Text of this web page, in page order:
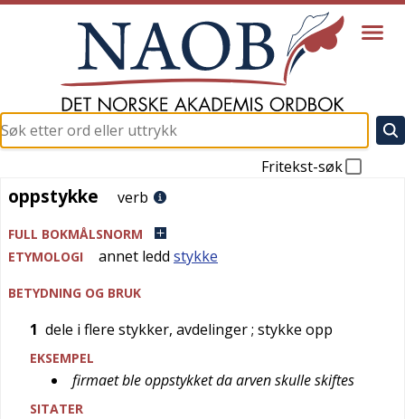
Fritekst-søk
oppstykke
oppstykke verb
FULL BOKMÅLSNORM
ETYMOLOGI
annet ledd stykke
BETYDNING OG BRUK
1 dele i flere stykker, avdelinger; stykke opp
EKSEMPEL
firmaet ble oppstykket da arven skulle skiftes
SITATER